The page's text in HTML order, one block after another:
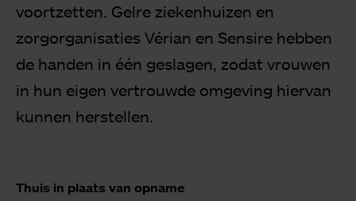
voortzetten. Gelre ziekenhuizen en
zorgorganisaties Vérian en Sensire hebben
de handen in één geslagen, zodat vrouwen
in hun eigen vertrouwde omgeving hiervan
kunnen herstellen.
Thuis in plaats van opname